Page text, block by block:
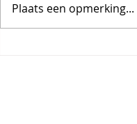
steeds onbeperkt met
cash betalen!
Plaats een opmerking...